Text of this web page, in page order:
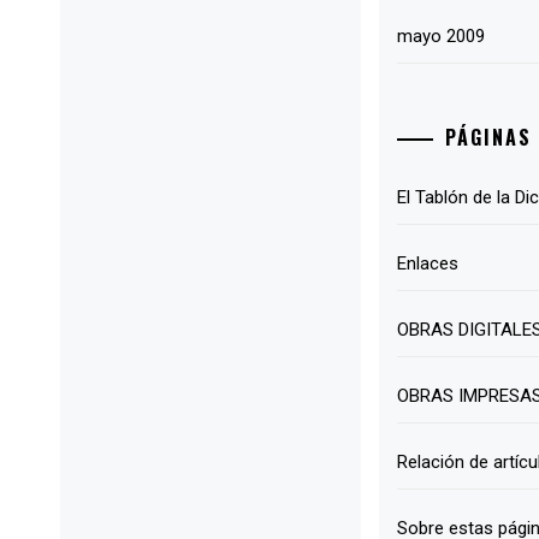
mayo 2009
PÁGINAS
El Tablón de la
Enlaces
OBRAS
OBRAS
Relación de
Sobre estas